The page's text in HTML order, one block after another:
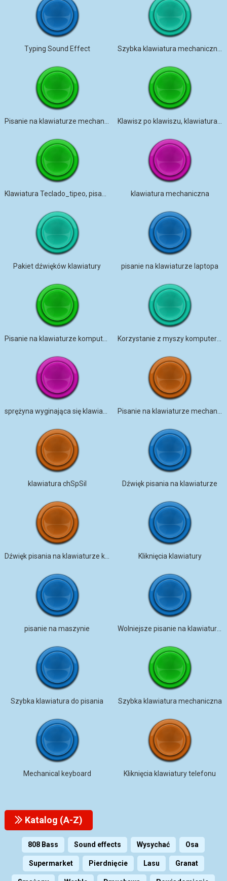
Typing Sound Effect
klawiatura mechaniczna
Pakiet dźwięków klawiatury pisanie na klawiaturze laptopa
Pisanie na klawiaturze komputera Korzystanie z myszy komputerowej, dźwięku i klawiatury
klawiatura chSpSil Dźwięk pisania na klawiaturze
Dźwięk pisania na klawiaturze komputera HD Kliknięcia klawiatury
pisanie na maszynie Wolniejsze pisanie na klawiaturze mechanicznej
Szybka klawiatura do pisania Szybka klawiatura mechaniczna
Mechanical keyboard Kliknięcia klawiatury telefonu
Katalog (A-Z)
808 Bass Sound effects Wysychać Osa
Supermarket Pierdnięcie Lasu Granat